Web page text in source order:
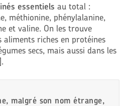
essentiels au total :
méthionine, phénylalanine,
et valine. On les trouve
aliments riches en protéines
secs, mais aussi dans les
malgré son nom étrange,